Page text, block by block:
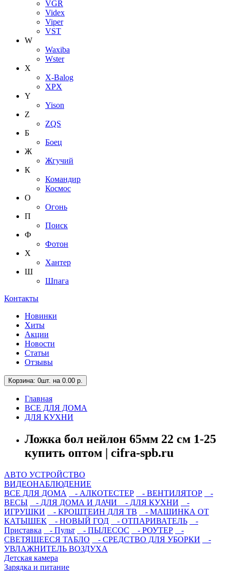
VGR
Videx
Viper
VST
W
Waxiba
Wster
X
X-Balog
XPX
Y
Yison
Z
ZQS
Б
Боец
Ж
Жгучий
К
Командир
Космос
О
Огонь
П
Поиск
Ф
Фотон
Х
Хантер
Ш
Шпага
Контакты
Новинки
Хиты
Акции
Новости
Статьи
Отзывы
Корзина: 0шт. на 0.00 р.
Главная
ВСЕ ДЛЯ ДОМА
ДЛЯ КУХНИ
Ложка бол нейлон 65мм 22 см 1-25
купить оптом | cifra-spb.ru
АВТО УСТРОЙСТВО
ВИДЕОНАБЛЮДЕНИЕ
ВСЕ ДЛЯ ДОМА
- АЛКОТЕСТЕР - ВЕНТИЛЯТОР
-
ВЕСЫ
- ДЛЯ ДОМА И ДАЧИ - ДЛЯ КУХНИ
-
ИГРУШКИ
- КРОШТЕИН ДЛЯ ТВ
- МАШИНКА ОТ
КАТЫШЕК
- НОВЫЙ ГОД - ОТПАРИВАТЕЛЬ
-
Приставка
- Пульт - ПЫЛЕСОС - РОУТЕР
-
СВЕТЯЩЕЕСЯ ТАБЛО
- СРЕДСТВО ДЛЯ УБОРКИ
-
УВЛАЖНИТЕЛЬ ВОЗДУХА
Детская камера
Зарядка и питание